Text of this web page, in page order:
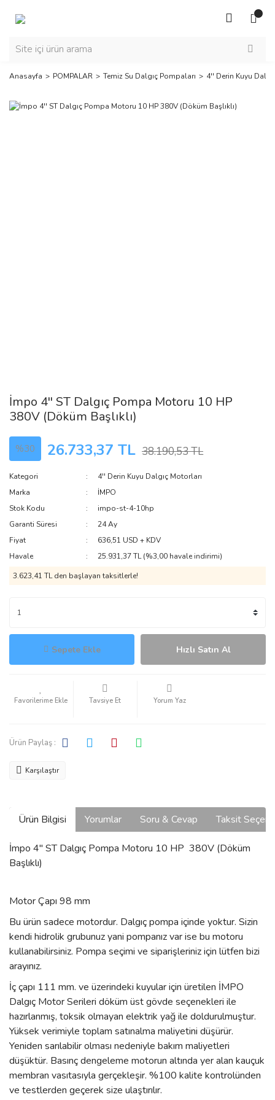
Anasayfa POMPALAR Temiz Su Dalgıç Pompaları 4'' Derin Kuyu
İmpo 4'' ST Dalgıç Pompa Motoru 10 HP
380V (Döküm Başlıklı)
%30 26.733,37 TL 38.190,53 TL
Kategori
4'' Derin Kuyu Dalgıç Motorları
Marka
İMPO
Stok Kodu
impo-st-4-10hp
Garanti Süresi
24 Ay
Fiyat
636,51 USD + KDV
Havale
25.931,37 TL (%3,00 havale indirimi)
3.623,41 TL den başlayan taksitlerle!
Sepete Ekle Hızlı Satın Al
Tavsiye Et Yorum Yaz
Ürün Paylaş :
Karşılaştır
Ürün Bilgisi Yorumlar Soru & Cevap Taksit
İmpo 4'' ST Dalgıç Pompa Motoru 10 HP 380V (Döküm
Başlıklı)
Motor Çapı 98 mm
Bu ürün sadece motordur. Dalgıç pompa içinde yoktur. Sizin
kendi hidrolik grubunuz yani pompanız var ise bu motoru
kullanabilirsiniz. Pompa seçimi ve siparişleriniz için lütfen bizi
arayınız.
İç çapı 111 mm. ve üzerindeki kuyular için üretilen İMPO
Dalgıç Motor Serileri döküm üst gövde seçenekleri ile
hazırlanmış, toksik olmayan elektrik yağ ile doldurulmuştur.
Yüksek verimiyle toplam satınalma maliyetini düşürür.
Yeniden sarılabilir olması nedeniyle bakım maliyetleri
düşüktür. Basınç dengeleme motorun altında yer alan kauçuk
membran vasıtasıyla gerçekleşir. %100 kalite kontrolünden
ve testlerden geçerek size ulaştırılır.